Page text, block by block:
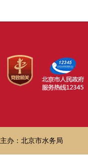
主办：北京市水务局